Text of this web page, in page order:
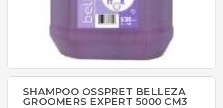
SHAMPOO OSSPRET BELLEZA
GROOMERS EXPERT 5000 CM3